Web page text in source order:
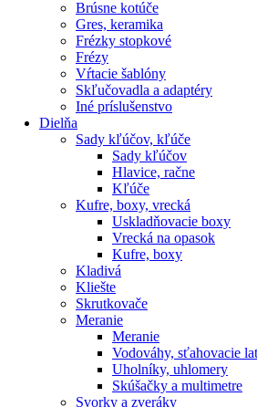
Brúsne kotúče
Gres, keramika
Frézky stopkové
Frézy
Vŕtacie šablóny
Skľučovadla a adaptéry
Iné príslušenstvo
Dielňa
Sady kľúčov, kľúče
Sady kľúčov
Hlavice, račne
Kľúče
Kufre, boxy, vrecká
Uskladňovacie boxy
Vrecká na opasok
Kufre, boxy
Kladivá
Kliešte
Skrutkovače
Meranie
Meranie
Vodováhy, sťahovacie
Uholníky, uhlomery
Skúšačky a multimetre
Svorky a zveráky